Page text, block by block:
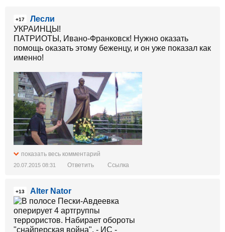
+17
Лесли
УКРАИНЦЫ!
ПАТРИОТЫ, Ивано-Франковск! Нужно оказать
помощь оказать этому беженцу, и он уже показал как
именно!
показать весь комментарий
20.07.2015 08:31 Ответить Ссылка
+13 Alter Nator